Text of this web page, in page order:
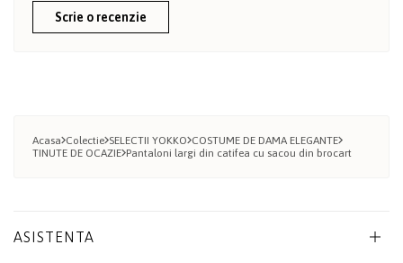
Scrie o recenzie
Acasa Colectie SELECTII YOKKO COSTUME DE DAMA ELEGANTE
TINUTE DE OCAZIE Pantaloni largi din catifea cu sacou din brocart
ASISTENTA